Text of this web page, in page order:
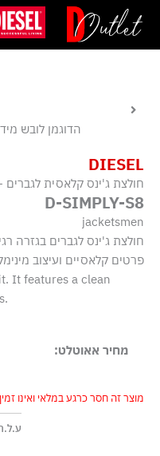
לתוכן
DIESEL
חולצת ג'ינס קלאסית
D-SIMPLY-S8
jacketsmen
חולצת ג'ינס לגברים בגזרה
פרטים קלאסיים ועיצוב
It features a clean
מחיר אאוטלט:
מוצר זה חסר כרגע במלאי ואינו
ע.ל.ר 11/
הדוגמן לובש מידה